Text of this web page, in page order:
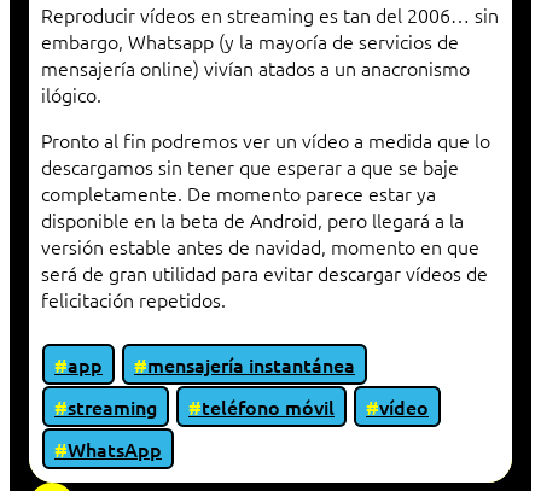
Reproducir vídeos en streaming es tan del 2006… sin
embargo, Whatsapp (y la mayoría de servicios de
mensajería online) vivían atados a un anacronismo
ilógico.
Pronto al fin podremos ver un vídeo a medida que lo
descargamos sin tener que esperar a que se baje
completamente. De momento parece estar ya
disponible en la beta de Android, pero llegará a la
versión estable antes de navidad, momento en que
será de gran utilidad para evitar descargar vídeos de
felicitación repetidos.
app
mensajería instantánea
streaming
teléfono móvil
vídeo
WhatsApp